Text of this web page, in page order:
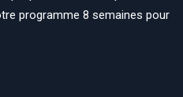
programme 8 semaines pour